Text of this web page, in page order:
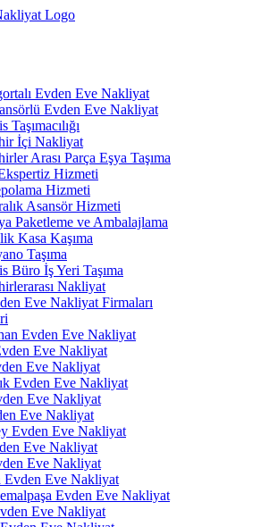
Evden Eve Nakliyat
Evden Eve Nakliyat
Taşımacılığı
İçi Nakliyat
Arası Parça Eşya Taşıma
Hizmeti
Hizmeti
Asansör Hizmeti
Paketleme ve Ambalajlama
Kasa Kaşıma
Taşıma
Büro İş Yeri Taşıma
Nakliyat
Eve Nakliyat Firmaları
Evden Eve Nakliyat
Eve Nakliyat
Eve Nakliyat
Evden Eve Nakliyat
Eve Nakliyat
Eve Nakliyat
Evden Eve Nakliyat
Eve Nakliyat
Eve Nakliyat
Evden Eve Nakliyat
Evden Eve Nakliyat
Eve Nakliyat